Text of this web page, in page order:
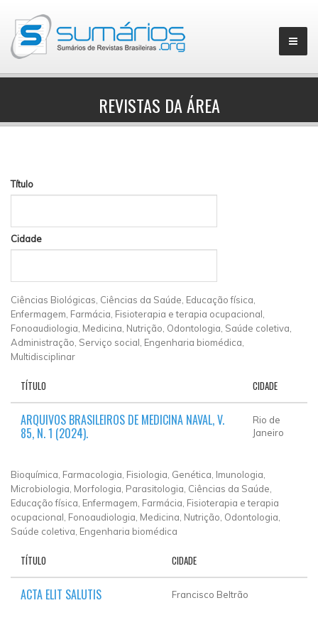
▼
REVISTAS DA ÁREA
Título
Cidade
Ciências Biológicas, Ciências da Saúde, Educação física,
Enfermagem, Farmácia, Fisioterapia e terapia ocupacional,
Fonoaudiologia, Medicina, Nutrição, Odontologia, Saúde coletiva,
Administração, Serviço social, Engenharia biomédica,
Multidisciplinar
TÍTULO CIDADE
ARQUIVOS BRASILEIROS DE MEDICINA NAVAL, V.
85, N. 1 (2024).
Rio de
Janeiro
Bioquímica, Farmacologia, Fisiologia, Genética, Imunologia,
Microbiologia, Morfologia, Parasitologia, Ciências da Saúde,
Educação física, Enfermagem, Farmácia, Fisioterapia e terapia
ocupacional, Fonoaudiologia, Medicina, Nutrição, Odontologia,
Saúde coletiva, Engenharia biomédica
TÍTULO CIDADE
ACTA ELIT SALUTIS Francisco Beltrão